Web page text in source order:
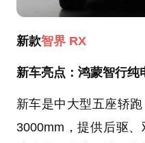
新款智界 RX
新车亮点：鸿蒙智行纯
新车是中大型五座轿
3000mm，提供后驱